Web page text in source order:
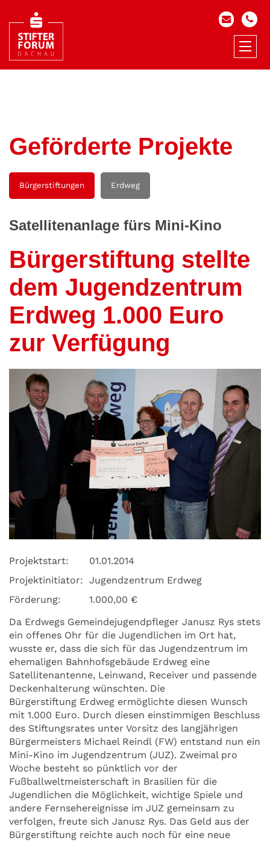
Geförderte Projekte
Bürgerstiftungen Erdweg
Satellitenanlage fürs Mini-Kino
Bürgerstiftung stellte
dem Jugendzentrum
Erdweg 1.000 Euro
zur Verfügung
Projektstart:
01.01.2014
Projektinitiator: Jugendzentrum Erdweg
Förderung:
1.000,00 €
Da Erdwegs Gemeindejugendpfleger Janusz Rys stets
ein offenes Ohr für die Jugendlichen im Ort hat,
wusste er, dass die sich für das Jugendzentrum im
ehemaligen Bahnhofsgebäude Erdweg eine
Satellitenantenne, Leinwand, Receiver und passende
Deckenhalterung wünschten. Die
Bürgerstiftung Erdweg ermöglichte diesen Wunsch
mit 1.000 Euro. Durch diesen einstimmigen Beschluss
des Stiftungsrates unter Vorsitz des langjährigen
Bürgermeisters Michael Reindl (FW) entstand nun ein
Mini-Kino im Jugendzentrum (JUZ). Zweimal pro
Woche besteht so pünktlich vor der
Fußballweltmeisterschaft in Brasilien für die
Jugendlichen die Möglichkeit, wichtige Spiele und
andere Fernsehereignisse im JUZ gemeinsam zu
verfolgen, freute sich Janusz Rys. Das Geld aus der
Bürgerstiftung reichte auch noch für eine neue